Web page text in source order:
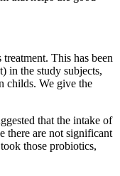
This has been
in the study subjects,
childs. We give the
that the intake of
there are not significant
those probiotics,